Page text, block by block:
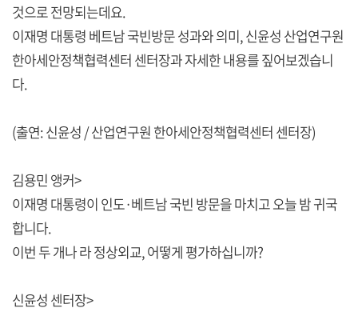
것으로 전망되는데요.
이재명 대통령 베트남 국빈방문 성과와 의미, 신윤성 산업연구원
한아세안정책협력센터 센터장과 자세한 내용를 짚어보겠습니
다.
(출연: 신윤성 / 산업연구원 한아세안정책협력센터 센터장)
김용민 앵커>
이재명 대통령이 인도·베트남 국빈 방문을 마치고 오늘 밤 귀국
합니다.
이번 두 개나 라 정상외교, 어떻게 평가하십니까?
신윤성 센터장>